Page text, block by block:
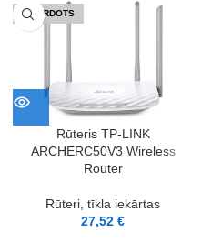
IZPĀRDOTS
Rūteris TP-LINK
ARCHERC50V3 Wireless
Router
Rūteri, tīkla iekārtas
27,52€